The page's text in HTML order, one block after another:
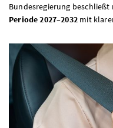
Bundesregierung beschließt
Periode 2027–2032 mit